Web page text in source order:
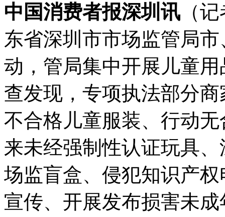
中国消费者报深圳讯 （
东省深圳市市场监管局
动，管局集中开展儿童
查发现，专项执法部分
不合格儿童服装、行动
来未经强制性认证玩具
场监盲盒、侵犯知识产
宣传、开展发布损害未